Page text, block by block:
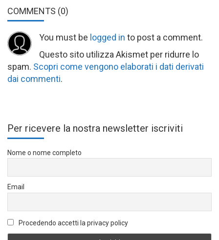
COMMENTS (0)
You must be logged in to post a comment.
Questo sito utilizza Akismet per ridurre lo
spam. Scopri come vengono elaborati i dati derivati
dai commenti.
Per ricevere la nostra newsletter iscriviti
Nome o nome completo
Email
Procedendo accetti la privacy policy